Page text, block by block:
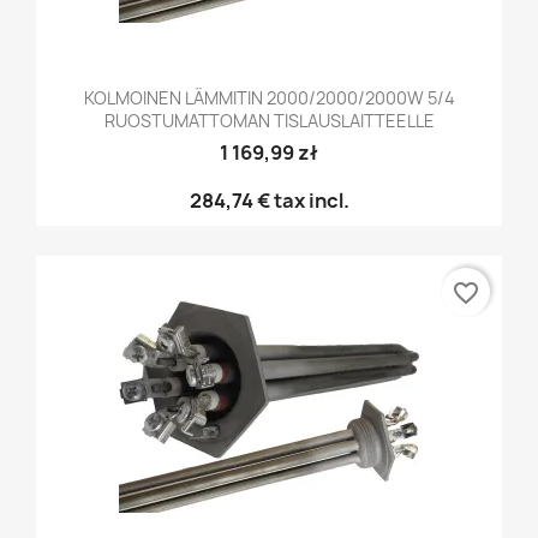
KOLMOINEN LÄMMITIN 2000/2000/2000W 5/4
RUOSTUMATTOMAN TISLAUSLAITTEELLE
1 169,99 zł
284,74 €tax incl.
favorite_border